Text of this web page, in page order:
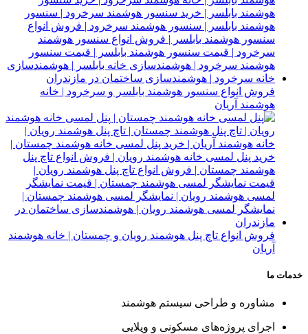
فروش انواع سنسور هوشمند بابلسر و سرخرود | خانه
هوشمند آریان
فروش انواع تاچ پنل هوشمند رویان و چمستان | خانه هوشمند
آریان
خدمات ما
مشاوره و طراحی سیستم هوشمند
اجرای پروژه‌های مسکونی و ویلایی